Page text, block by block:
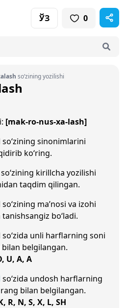
ЎЗ 0
so‘zining yozilishi
[mak-ro-nus-xa-lash]
so‘zining sinonimlarini
ko‘ring.
so‘zining kirillcha yozilishi
taqdim qilingan.
so‘zining ma’nosi va izohi
bo‘ladi.
so‘zida unli harflarning soni
belgilangan.
U, A, A
so‘zida undosh harflarning
bilan belgilangan.
R, N, S, X, L, SH